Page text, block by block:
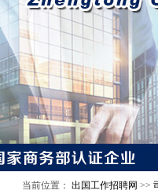
当前位置： 出国工作招聘网 >>